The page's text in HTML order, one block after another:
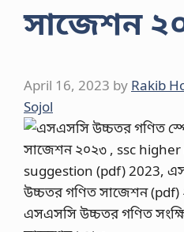
সাজেশন
April 16, 2023 by Rakib
Sojol